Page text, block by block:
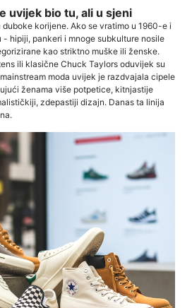
uvijek bio tu, ali u sjeni
korijene. Ako se vratimo u 1960-e i
hipiji, pankeri i mnoge subkulture nosile
kao striktno muške ili ženske.
ili klasične Chuck Taylors oduvijek su
moda uvijek je razdvajala cipele
ženama više potpetice, kitnjastije
zdepastiji dizajn. Danas ta linija